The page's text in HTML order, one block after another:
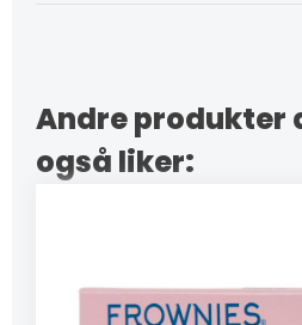
Andre produkter
også liker: